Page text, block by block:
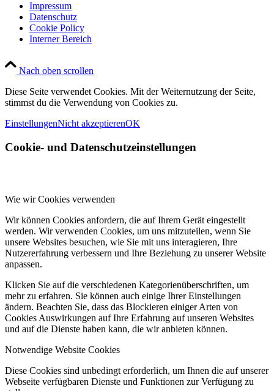
Impressum
Datenschutz
Cookie Policy
Interner Bereich
Nach oben scrollen
Diese Seite verwendet Cookies. Mit der Weiternutzung der Seite,
stimmst du die Verwendung von Cookies zu.
EinstellungenNicht akzeptierenOK
Cookie- und Datenschutzeinstellungen
Wie wir Cookies verwenden
Wir können Cookies anfordern, die auf Ihrem Gerät eingestellt
werden. Wir verwenden Cookies, um uns mitzuteilen, wenn Sie
unsere Websites besuchen, wie Sie mit uns interagieren, Ihre
Nutzererfahrung verbessern und Ihre Beziehung zu unserer Website
anpassen.
Klicken Sie auf die verschiedenen Kategorienüberschriften, um
mehr zu erfahren. Sie können auch einige Ihrer Einstellungen
ändern. Beachten Sie, dass das Blockieren einiger Arten von
Cookies Auswirkungen auf Ihre Erfahrung auf unseren Websites
und auf die Dienste haben kann, die wir anbieten können.
Notwendige Website Cookies
Diese Cookies sind unbedingt erforderlich, um Ihnen die auf unserer
Webseite verfügbaren Dienste und Funktionen zur Verfügung zu